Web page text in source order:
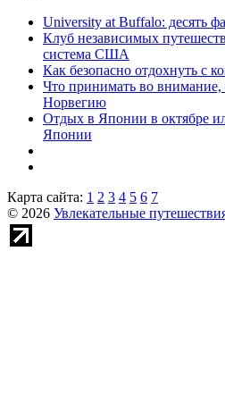
University at Buffalo: десять
Клуб независимых
система США
Как безопасно отдохнуть с
Что принимать во внимание,
Норвегию
Отдых в Японии в октябре
Японии
Карта сайта: 1 2 3 4 5 6 7
© 2026 Увлекательные